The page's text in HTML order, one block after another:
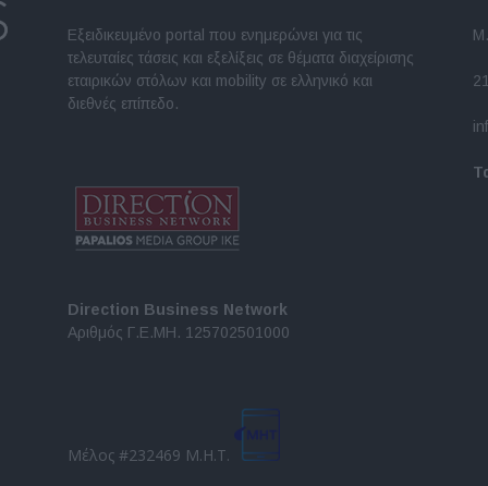
Εξειδικευμένο portal που ενημερώνει για τις
τελευταίες τάσεις και εξελίξεις σε θέματα διαχείρισης
εταιρικών στόλων και mobility σε ελληνικό και
διεθνές επίπεδο.
Direction Business Network
Αριθμός Γ.Ε.ΜΗ. 125702501000
Μέλος #232469 Μ.Η.Τ.